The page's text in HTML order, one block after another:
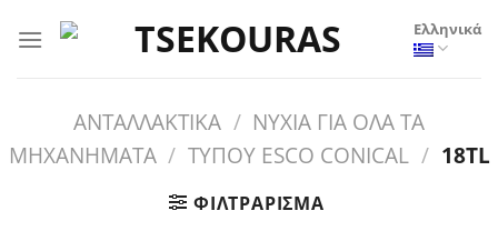
στο
Ελληνικά
ΑΝΤΑΛΛΑΚΤΙΚΑ / ΝΥΧΙΑ ΓΙΑ ΟΛΑ ΤΑ
ΜΗΧΑΝΗΜΑΤΑ / ΤΥΠΟΥ ESCO CONICAL / 18TL
ΦΙΛΤΡΆΡΙΣΜΑ